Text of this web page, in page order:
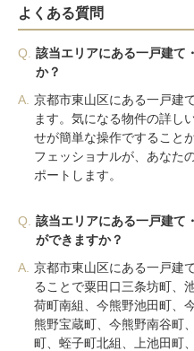
よくある質問
Q.
該当エリアにある一戸建て
か？
A. 京都市東山区にある一戸建
ます。気になる物件の詳し
せが簡単な操作ですること
フェッショナルが、あなた
ポートします。
Q.
該当エリアにある一戸建て
ができますか？
A. 京都市東山区にある一戸建
ることで粟田口三条坊町、
荷町南組、今熊野池田町、
熊野宝蔵町、今熊野南谷町
町、蛭子町北組、上池田町